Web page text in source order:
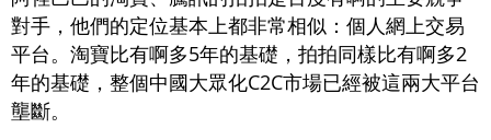
對手，他們的定位基本上都非常相似：個人網上交易
平台。淘寶比有啊多5年的基礎，拍拍同樣比有啊多2
年的基礎，整個中國大眾化C2C市場已經被這兩大平台
壟斷。